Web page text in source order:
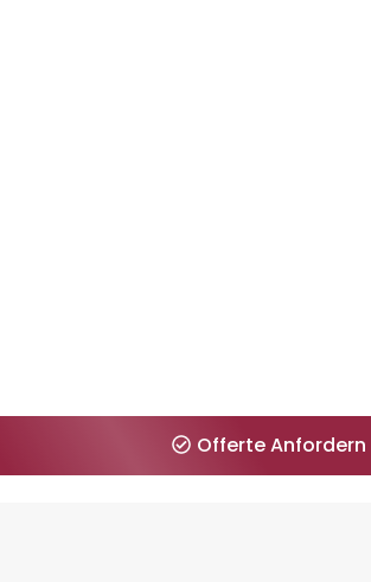
Offerte Anfordern